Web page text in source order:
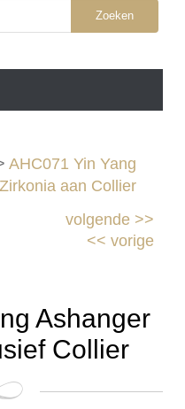
Zoeken
AHC071 Yin Yang
aan Collier
volgende>>
<< vorige
Ashanger
Collier